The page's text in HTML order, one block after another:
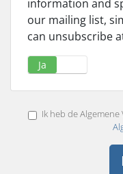
information and
our mailing list,
can unsubscribe
Ja
Ik heb de